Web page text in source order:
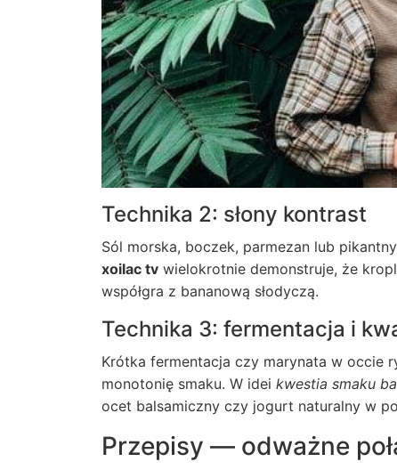
Technika 2: słony kontrast
Sól morska, boczek, parmezan lub
xoilac tv wielokrotnie demonstruje, że
współgra z bananową słodyczą.
Technika 3: fermentacja i
Krótka fermentacja czy marynata w occie
monotonię smaku. W idei kwestia smaku
ocet balsamiczny czy jogurt naturalny w
Przepisy — odważne